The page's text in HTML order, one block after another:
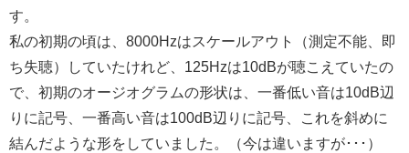
す。
私の初期の頃は、8000Hzはスケールアウト（測定不能、即
ち失聴）していたけれど、125Hzは10dBが聴こえていたの
で、初期のオージオグラムの形状は、一番低い音は10dB辺
りに記号、一番高い音は100dB辺りに記号、これを斜めに
結んだような形をしていました。（今は違いますが･･･）